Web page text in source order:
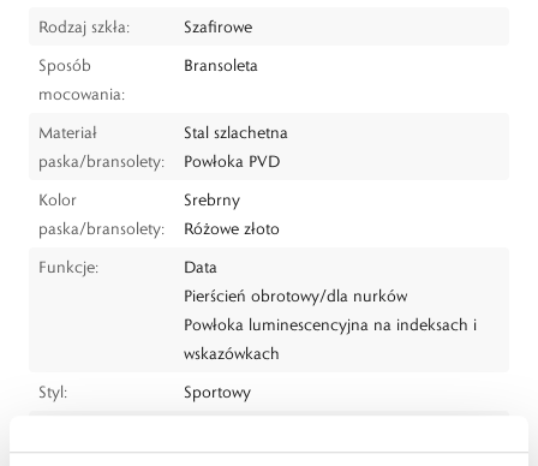
Rodzaj szkła:
Szafirowe
Sposób
mocowania:
Bransoleta
Materiał
paska/bransolety:
Stal szlachetna
Powłoka PVD
Kolor
paska/bransolety:
Srebrny
Różowe złoto
Funkcje:
Data
Pierścień obrotowy/dla nurków
Powłoka luminescencyjna na indeksach i
wskazówkach
Styl:
Sportowy